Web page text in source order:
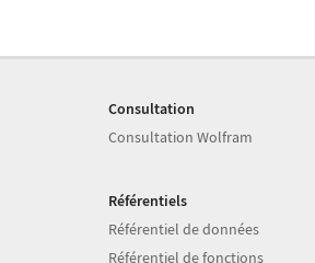
Consultation
Consultation Wolfram
Référentiels
Référentiel de données
Référentiel de fonctions